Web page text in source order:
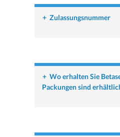
+ Zulassungsnummer
+ Wo erhalten Sie
Packungen sind